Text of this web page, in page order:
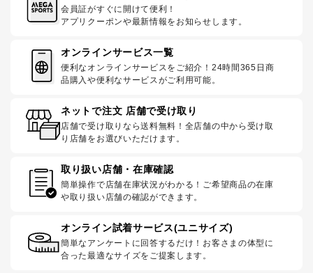
会員証がすぐに開けて便利！
アプリクーポンや最新情報をお知らせします。
オンラインサービス一覧
便利なオンラインサービスをご紹介！24時間365日商
品購入や便利なサービスがご利用可能。
ネットで注文 店舗で受け取り
店舗で受け取りなら送料無料！全店舗の中から受け取
り店舗をお選びいただけます。
取り扱い店舗・在庫確認
簡単操作で店舗在庫状況がわかる！ご希望商品の在庫
や取り扱い店舗の確認ができます。
オンライン試着サービス(ユニサイズ)
簡単なアンケートに回答するだけ！お客さまの体型に
合った最適なサイズをご提案します。